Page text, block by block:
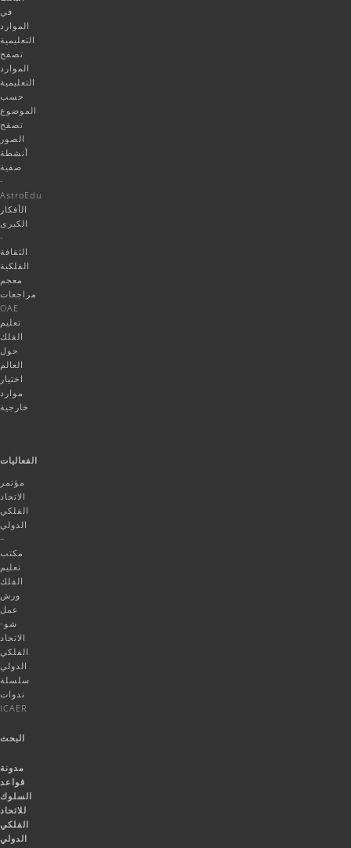
في
الموارد
التعليمية
تصفح
الموارد
التعليمية
حسب
الموضوع
تصفح
الصور
أنشطة
صفية
-
AstroEdu
الأفكار
الكبرى
-
الثقافة
الفلكية
معجم
مراجعات
OAE
تعليم
الفلك
حول
العالم
اختيار
موارد
خارجية
الفعاليات
مؤتمر
الاتحاد
الفلكي
الدولي
–
مكتب
تعليم
الفلك
ورش
عمل
شو-
الاتحاد
الفلكي
الدولي
سلسلة
ندوات
ICAER
البحث
مدونة
قواعد
السلوك
للاتحاد
الفلكي
الدولي